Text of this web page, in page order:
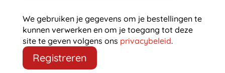
We gebruiken je gegevens om je bestellingen te
kunnen verwerken en om je toegang tot deze
site te geven volgens ons privacybeleid.
Registreren